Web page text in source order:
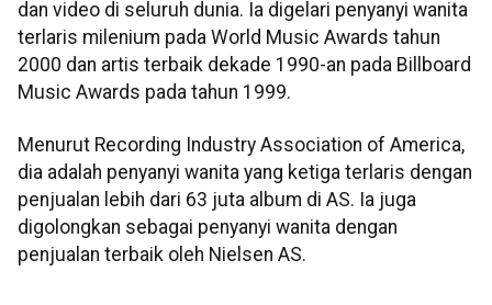
dan video di seluruh dunia. Ia digelari penyanyi wanita
terlaris milenium pada World Music Awards tahun
2000 dan artis terbaik dekade 1990-an pada Billboard
Music Awards pada tahun 1999.
Menurut Recording Industry Association of America,
dia adalah penyanyi wanita yang ketiga terlaris dengan
penjualan lebih dari 63 juta album di AS. Ia juga
digolongkan sebagai penyanyi wanita dengan
penjualan terbaik oleh Nielsen AS.